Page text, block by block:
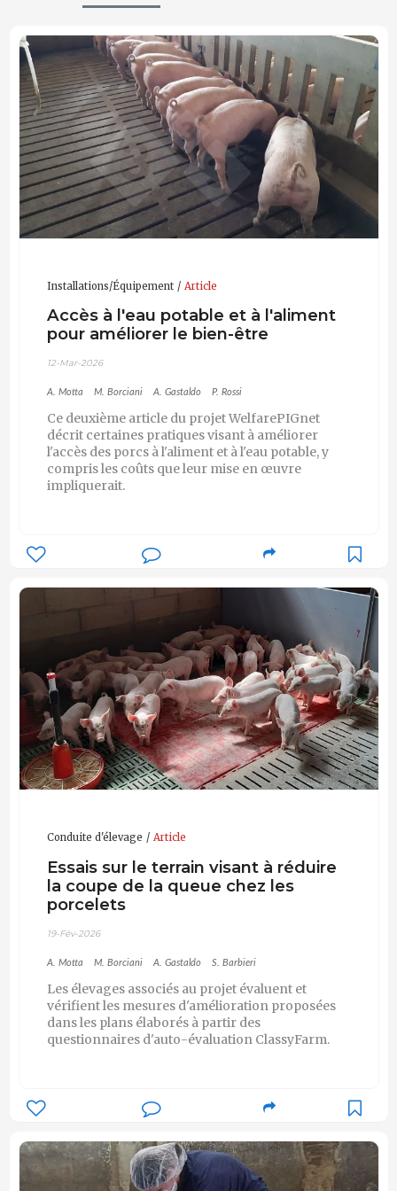
de nombreuses publications nationales et
qu’oratrice lors de séminaires, conférences et
formations.
Installations/Équipement Article
Accès à l'eau potable et à l'aliment
pour améliorer le bien-être
12-Mar-2026
A. Motta M. Borciani A. Gastaldo P. Rossi
Ce deuxième article du projet WelfarePIGnet
décrit certaines pratiques visant à améliorer
l'accès des porcs à l'aliment et à l'eau potable, y
compris les coûts que leur mise en œuvre
impliquerait.
Conduite d'élevage Article
Essais sur le terrain visant à réduire
la coupe de la queue chez les
porcelets
19-Fév-2026
A. Motta M. Borciani A. Gastaldo S. Barbieri
Les élevages associés au projet évaluent et
vérifient les mesures d'amélioration proposées
dans les plans élaborés à partir des
questionnaires d'auto-évaluation ClassyFarm.